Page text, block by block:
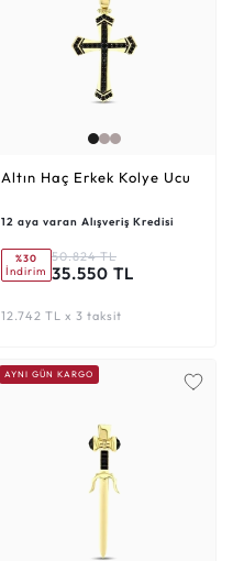
Altın Haç Erkek Kolye Ucu
12 aya varan Alışveriş Kredisi
%30
İndirim
50.824 TL
35.550 TL
12.742 TL x 3 taksit
AYNI GÜN KARGO